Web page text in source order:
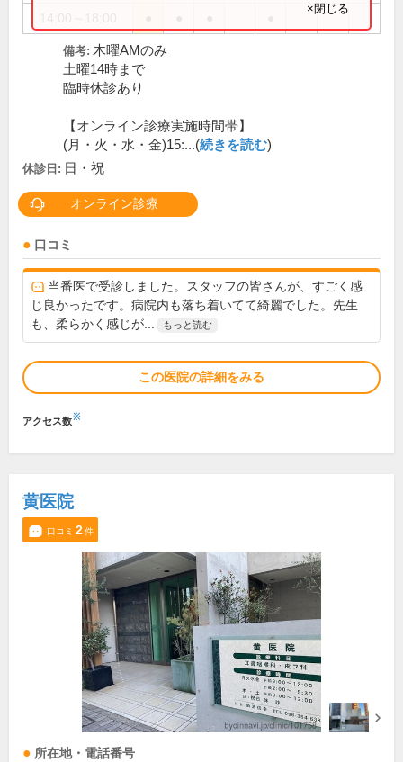
×閉じる
備考: 木曜AMのみ
土曜14時まで
臨時休診あり
【オンライン診療実施時間帯】
(月・火・水・金)15:...(続きを読む)
休診日: 日・祝
オンライン診療
口コミ
当番医で受診しました。スタッフの皆さんが、すごく感
じ良かったです。病院内も落ち着いてて綺麗でした。先生
も、柔らかく感じが...
もっと読む
この医院の詳細をみる
アクセス数※
黄医院
口コミ 2件
所在地・電話番号